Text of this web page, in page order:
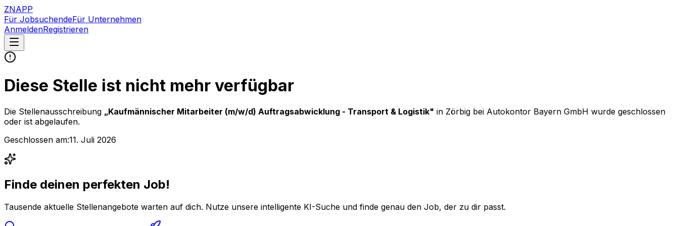
ZNAPP
Für JobsuchendeFür Unternehmen
AnmeldenRegistrieren
Diese Stelle ist nicht mehr verfügbar
Die Stellenausschreibung „Kaufmännischer Mitarbeiter (m/w/d) Auftragsabwicklung - Transport & Logistik" in Zörbig bei Autokontor Bayern GmbH wurde geschlossen
oder ist abgelaufen.
Geschlossen am:11. Juli 2026
Finde deinen perfekten Job!
Tausende aktuelle Stellenangebote warten auf dich. Nutze unsere intelligente KI-Suche und finde genau den Job, der zu dir passt.